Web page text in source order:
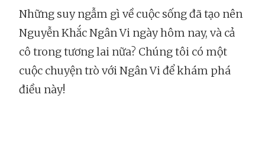
Những suy ngẫm gì về cuộc sống đã tạo nên
Nguyễn Khắc Ngân Vi ngày hôm nay, và cả
cô trong tương lai nữa? Chúng tôi có một
cuộc chuyện trò với Ngân Vi để khám phá
điều này!